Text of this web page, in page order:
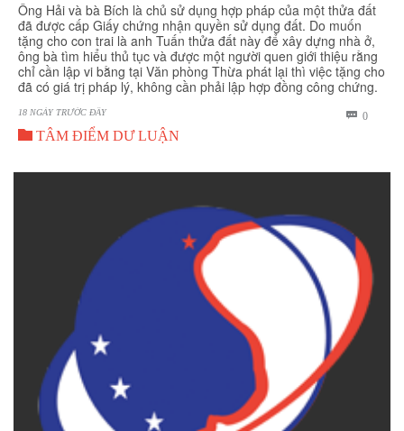
Ông Hải và bà Bích là chủ sử dụng hợp pháp của một thửa đất
đã được cấp Giấy chứng nhận quyền sử dụng đất. Do muốn
tặng cho con trai là anh Tuấn thửa đất này để xây dựng nhà ở,
ông bà tìm hiểu thủ tục và được một người quen giới thiệu rằng
chỉ cần lập vi bằng tại Văn phòng Thừa phát lại thì việc tặng cho
đã có giá trị pháp lý, không cần phải lập hợp đồng công chứng.
18 NGÀY TRƯỚC ĐÂY  0BÌNH
 TÂM ĐIỂM DƯ LUẬN